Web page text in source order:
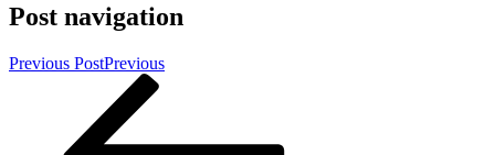
Post navigation
Previous PostPrevious